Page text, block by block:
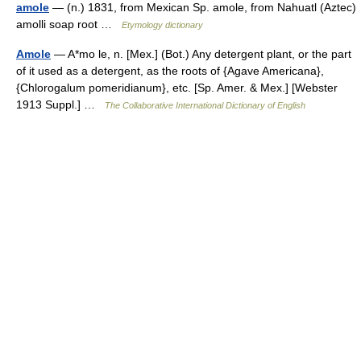
amole — (n.) 1831, from Mexican Sp. amole, from Nahuatl (Aztec)
amolli soap root …
Etymology dictionary
Amole — A*mo le, n. [Mex.] (Bot.) Any detergent plant, or the part
of it used as a detergent, as the roots of {Agave Americana},
{Chlorogalum pomeridianum}, etc. [Sp. Amer. & Mex.] [Webster
1913 Suppl.] …
The Collaborative International Dictionary of English